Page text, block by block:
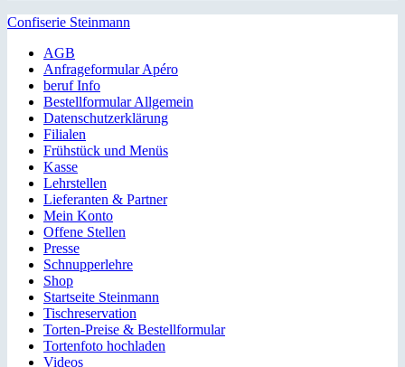
Confiserie Steinmann
AGB
Anfrageformular Apéro
beruf Info
Bestellformular Allgemein
Datenschutzerklärung
Filialen
Frühstück und Menüs
Kasse
Lehrstellen
Lieferanten & Partner
Mein Konto
Offene Stellen
Presse
Schnupperlehre
Shop
Startseite Steinmann
Tischreservation
Torten-Preise & Bestellformular
Tortenfoto hochladen
Videos